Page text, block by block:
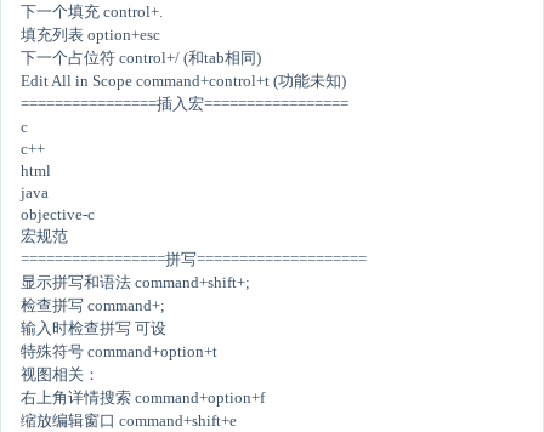
下一个填充 control+.
填充列表 option+esc
下一个占位符 control+/ (和tab相同)
Edit All in Scope command+control+t (功能未知)
================插入宏=================
c
c++
html
java
objective-c
宏规范
=================拼写====================
显示拼写和语法 command+shift+;
检查拼写 command+;
输入时检查拼写 可设
特殊符号 command+option+t
视图相关：
右上角详情搜索 command+option+f
缩放编辑窗口 command+shift+e